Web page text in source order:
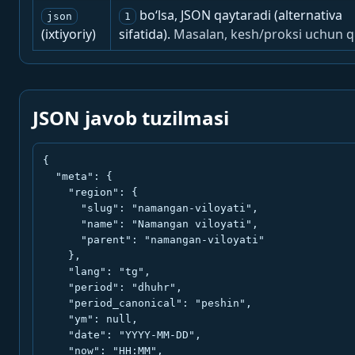
json
(ixtiyoriy)
1
bo‘lsa, JSON qaytaradi (alternativa
sifatida). Masalan, kesh/proksi uchun
JSON javob tuzilmasi
{
  "meta": {
    "region": {
      "slug": "namangan-viloyati",
      "name": "Namangan viloyati",
      "parent": "namangan-viloyati"
    },
    "lang": "tg",
    "period": "dhuhr",
    "period_canonical": "peshin",
    "ym": null,
    "date": "YYYY-MM-DD",
    "now": "HH:MM",